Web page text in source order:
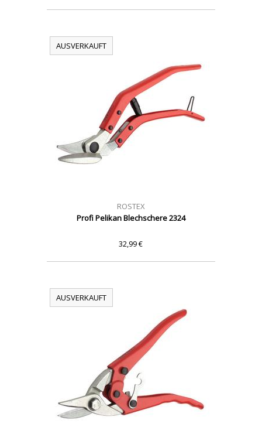
AUSVERKAUFT
ROSTEX
Profi Pelikan Blechschere 2324
32,99 €
AUSVERKAUFT